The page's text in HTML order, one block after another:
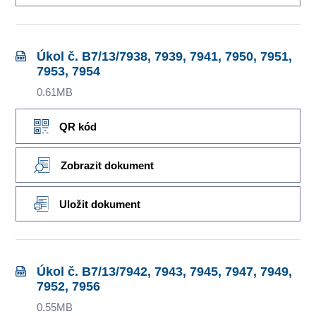
Úkol č. B7/13/7938, 7939, 7941, 7950, 7951,
7953, 7954
0.61MB
QR kód
Zobrazit dokument
Uložit dokument
Úkol č. B7/13/7942, 7943, 7945, 7947, 7949,
7952, 7956
0.55MB